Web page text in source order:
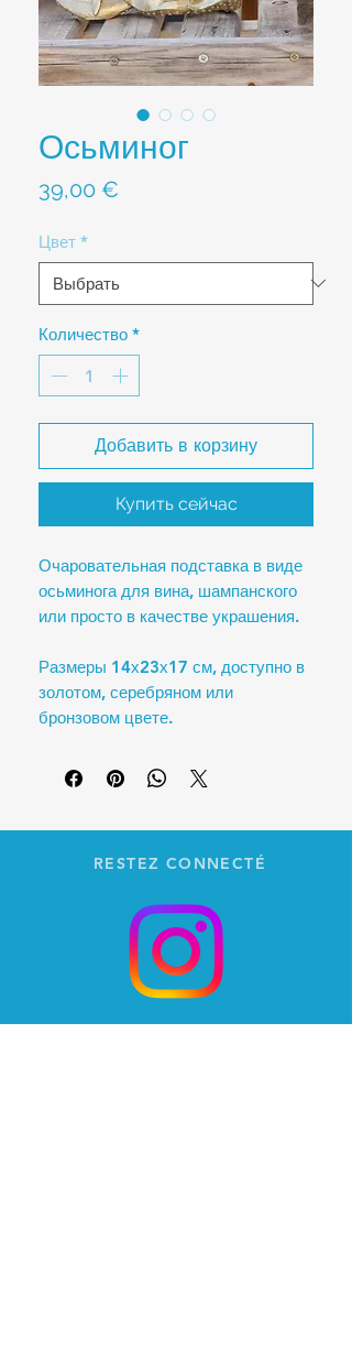
Осьминог
39,00 €
Цвет *
Количество *
Добавить в корзину
Купить сейчас
Очаровательная подставка в виде
осьминога для вина, шампанского
или просто в качестве украшения.
Размеры 14х23х17 см, доступно в
золотом, серебряном или
бронзовом цвете.
RESTEZ CONNECTÉ